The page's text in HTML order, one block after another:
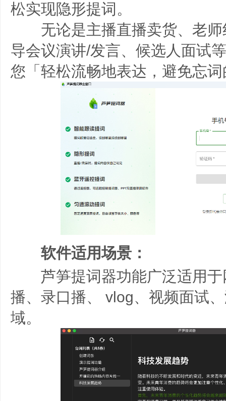
松实现隐形提词。
无论是主播直播卖货、老师
导会议演讲/发言、候选人面试
您「轻松流畅地表达，避免忘
软件适用场景：
芦笋提词器功能广泛适用于
播、录口播、 vlog、视频面试
域。